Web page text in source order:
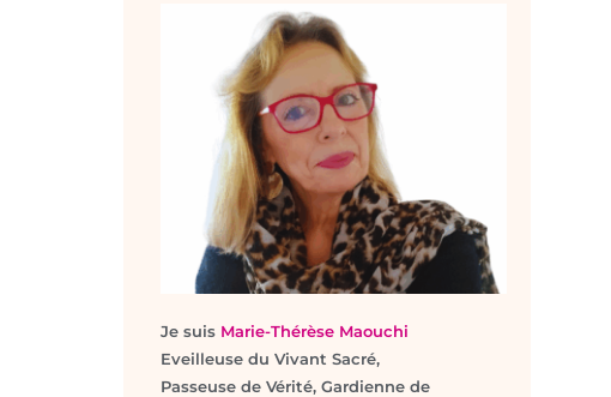
Je suis Marie-Thérèse Maouchi
Eveilleuse du Vivant Sacré,
Passeuse de Vérité, Gardienne de